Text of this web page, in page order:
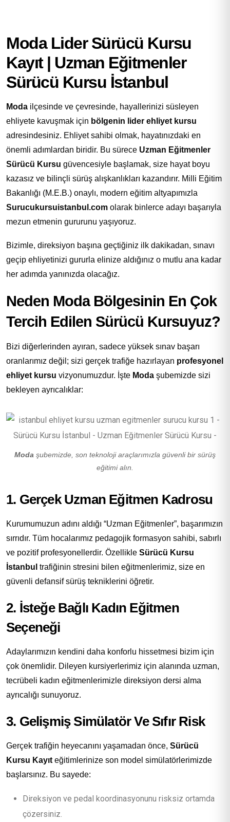
Moda Lider Sürücü Kursu
Kayıt | Uzman Eğitmenler
Sürücü Kursu İstanbul
Moda ilçesinde ve çevresinde, hayallerinizi süsleyen
ehliyete kavuşmak için bölgenin lider ehliyet kursu
adresindesiniz. Ehliyet sahibi olmak, hayatınızdaki en
önemli adımlardan biridir. Bu sürece Uzman Eğitmenler
Sürücü Kursu güvencesiyle başlamak, size hayat boyu
kazasız ve bilinçli sürüş alışkanlıkları kazandırır. Milli Eğitim
Bakanlığı (M.E.B.) onaylı, modern eğitim altyapımızla
Surucukursuistanbul.com olarak binlerce adayı başarıyla
mezun etmenin gururunu yaşıyoruz.
Bizimle, direksiyon başına geçtiğiniz ilk dakikadan, sınavı
geçip ehliyetinizi gururla elinize aldığınız o mutlu ana kadar
her adımda yanınızda olacağız.
Neden Moda Bölgesinin En Çok
Tercih Edilen Sürücü Kursuyuz?
Bizi diğerlerinden ayıran, sadece yüksek sınav başarı
oranlarımız değil; sizi gerçek trafiğe hazırlayan profesyonel
ehliyet kursu vizyonumuzdur. İşte Moda şubemizde sizi
bekleyen ayrıcalıklar:
Moda şubemizde, son teknoloji araçlarımızla güvenli bir sürüş
eğitimi alın.
1. Gerçek Uzman Eğitmen Kadrosu
Kurumumuzun adını aldığı “Uzman Eğitmenler”, başarımızın
sırrıdır. Tüm hocalarımız pedagojik formasyon sahibi, sabırlı
ve pozitif profesyonellerdir. Özellikle Sürücü Kursu
İstanbul trafiğinin stresini bilen eğitmenlerimiz, size en
güvenli defansif sürüş tekniklerini öğretir.
2. İsteğe Bağlı Kadın Eğitmen
Seçeneği
Adaylarımızın kendini daha konforlu hissetmesi bizim için
çok önemlidir. Dileyen kursiyerlerimiz için alanında uzman,
tecrübeli kadın eğitmenlerimizle direksiyon dersi alma
ayrıcalığı sunuyoruz.
3. Gelişmiş Simülatör Ve Sıfır Risk
Gerçek trafiğin heyecanını yaşamadan önce, Sürücü
Kursu Kayıt eğitimlerinize son model simülatörlerimizde
başlarsınız. Bu sayede:
Direksiyon ve pedal koordinasyonunu risksiz ortamda
çözersiniz.